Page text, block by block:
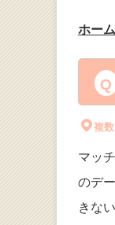
ホーム
複
マッ
のデ
きな